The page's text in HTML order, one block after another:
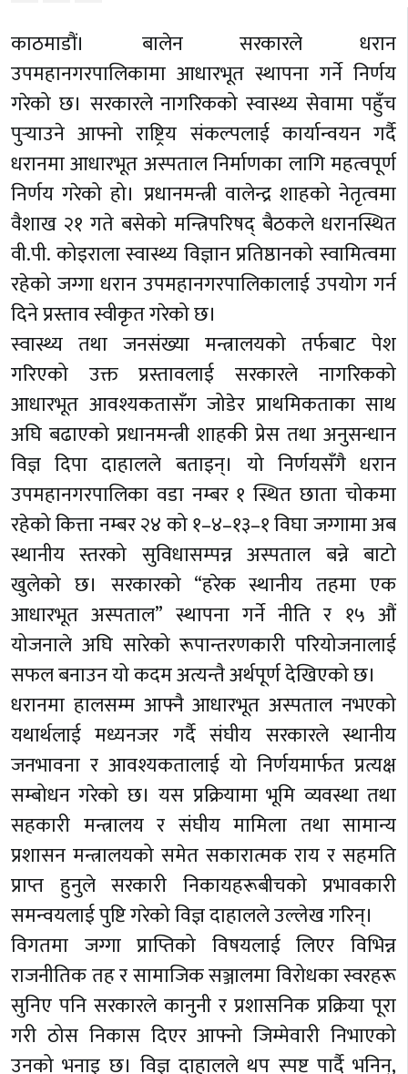
काठमाडौं। बालेन सरकारले धरान
उपमहानगरपालिकामा आधारभूत स्थापना गर्ने निर्णय
गरेको छ। सरकारले नागरिकको स्वास्थ्य सेवामा पहुँच
पुर्‍याउने आफ्नो राष्ट्रिय संकल्पलाई कार्यान्वयन गर्दै
धरानमा आधारभूत अस्पताल निर्माणका लागि महत्वपूर्ण
निर्णय गरेको हो। प्रधानमन्त्री वालेन्द्र शाहको नेतृत्वमा
वैशाख २१ गते बसेको मन्त्रिपरिषद् बैठकले धरानस्थित
वी.पी. कोइराला स्वास्थ्य विज्ञान प्रतिष्ठानको स्वामित्वमा
रहेको जग्गा धरान उपमहानगरपालिकालाई उपयोग गर्न
दिने प्रस्ताव स्वीकृत गरेको छ।
स्वास्थ्य तथा जनसंख्या मन्त्रालयको तर्फबाट पेश
गरिएको उक्त प्रस्तावलाई सरकारले नागरिकको
आधारभूत आवश्यकतासँग जोडेर प्राथमिकताका साथ
अघि बढाएको प्रधानमन्त्री शाहकी प्रेस तथा अनुसन्धान
विज्ञ दिपा दाहालले बताइन्। यो निर्णयसँगै धरान
उपमहानगरपालिका वडा नम्बर १ स्थित छाता चोकमा
रहेको कित्ता नम्बर २४ को १–४–१३–१ विघा जग्गामा अब
स्थानीय स्तरको सुविधासम्पन्न अस्पताल बन्ने बाटो
खुलेको छ। सरकारको “हरेक स्थानीय तहमा एक
आधारभूत अस्पताल” स्थापना गर्ने नीति र १५ औं
योजनाले अघि सारेको रूपान्तरणकारी परियोजनालाई
सफल बनाउन यो कदम अत्यन्तै अर्थपूर्ण देखिएको छ।
धरानमा हालसम्म आफ्नै आधारभूत अस्पताल नभएको
यथार्थलाई मध्यनजर गर्दै संघीय सरकारले स्थानीय
जनभावना र आवश्यकतालाई यो निर्णयमार्फत प्रत्यक्ष
सम्बोधन गरेको छ। यस प्रक्रियामा भूमि व्यवस्था तथा
सहकारी मन्त्रालय र संघीय मामिला तथा सामान्य
प्रशासन मन्त्रालयको समेत सकारात्मक राय र सहमति
प्राप्त हुनुले सरकारी निकायहरूबीचको प्रभावकारी
समन्वयलाई पुष्टि गरेको विज्ञ दाहालले उल्लेख गरिन्।
विगतमा जग्गा प्राप्तिको विषयलाई लिएर विभिन्न
राजनीतिक तह र सामाजिक सञ्जालमा विरोधका स्वरहरू
सुनिए पनि सरकारले कानुनी र प्रशासनिक प्रक्रिया पूरा
गरी ठोस निकास दिएर आफ्नो जिम्मेवारी निभाएको
उनको भनाइ छ। विज्ञ दाहालले थप स्पष्ट पार्दै भनिन्,